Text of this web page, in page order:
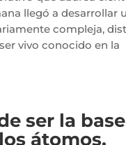
llegó a desarrollar
compleja,
vivo conocido en la
ser la base
átomos,